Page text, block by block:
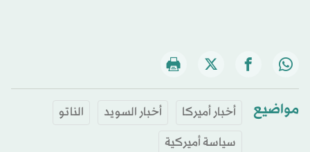
مواضيع أخبار أميركا أخبار السويد
الناتو
سياسة أميركية